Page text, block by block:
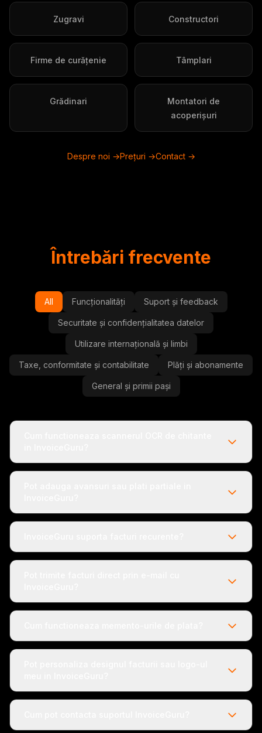
Zugravi Constructori
Firme de curățenie Tâmplari
Grădinari
Montatori de
acoperișuri
Despre noi →Prețuri →Contact →
Întrebări frecvente
All Funcționalități Suport și feedback
Securitate și confidențialitatea datelor
Utilizare internațională și limbi
Taxe, conformitate și contabilitate Plăți și abonamente
General și primii pași